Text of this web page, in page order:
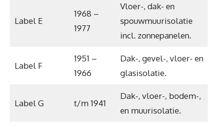
Label E
1968 –
1977
Vloer-, dak- en
spouwmuurisolatie
incl. zonnepanelen.
Label F
1951 –
1966
Dak-, gevel-, vloer- en
glasisolatie.
Label G t/m 1941
Dak-, vloer-, bodem-,
en muurisolatie.